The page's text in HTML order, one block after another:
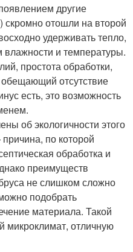
другие
отошли на второй
удерживать тепло,
влажности и температуры.
простота обработки,
отсутствие
есть, это возможность
об экологичности этого
по которой
обработка и
преимуществ
не слишком сложно
подобрать
материала. Такой
микроклимат, отличную